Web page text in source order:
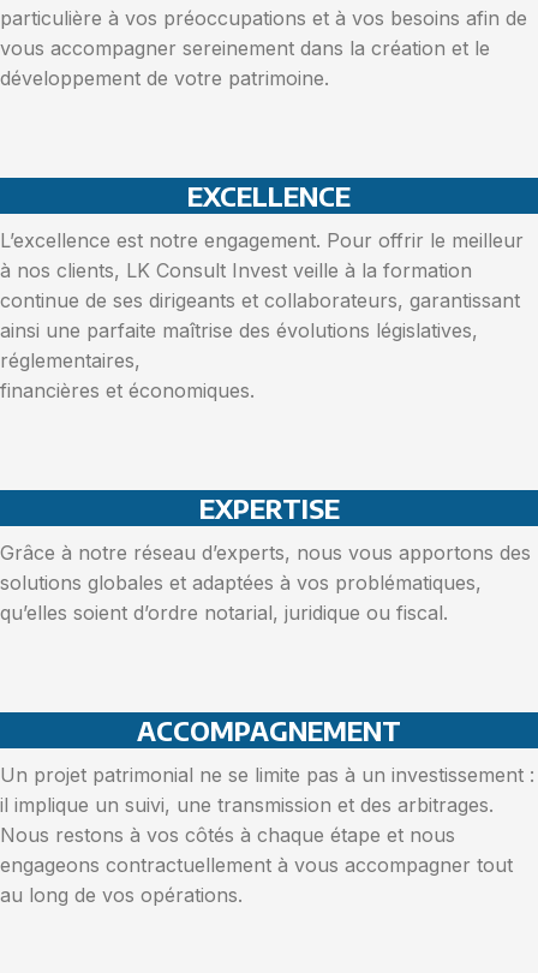
particulière à vos préoccupations et à vos besoins afin de
vous accompagner sereinement dans la création et le
développement de votre patrimoine.
EXCELLENCE
L’excellence est notre engagement. Pour offrir le meilleur
à nos clients, LK Consult Invest veille à la formation
continue de ses dirigeants et collaborateurs, garantissant
ainsi une parfaite maîtrise des évolutions législatives,
réglementaires,
financières et économiques.
EXPERTISE
Grâce à notre réseau d’experts, nous vous apportons des
solutions globales et adaptées à vos problématiques,
qu’elles soient d’ordre notarial, juridique ou fiscal.
ACCOMPAGNEMENT
Un projet patrimonial ne se limite pas à un investissement :
il implique un suivi, une transmission et des arbitrages.
Nous restons à vos côtés à chaque étape et nous
engageons contractuellement à vous accompagner tout
au long de vos opérations.